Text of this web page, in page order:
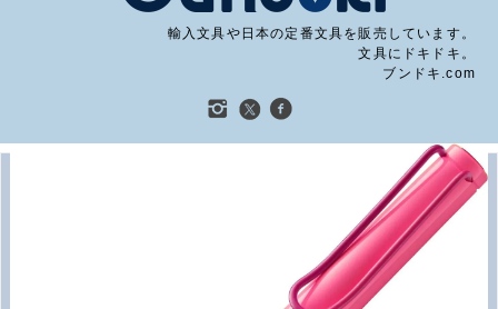
輸入文具や日本の定番文具を販売しています。
文具にドキドキ。
ブンドキ.com